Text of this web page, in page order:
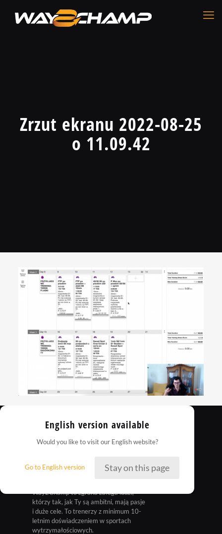
Zrzut ekranu 2022-08-25
o 11.09.42
Way2Champ to zgrana załoga ludzi,
którzy tak, jak Ty są ambitni, mają pasje
i duże cele. To trenerzy z minimum 10-
letnim doświadczeniem w sportach
wytrzymałościowych.
English version available
Would you like to visit our English website?
Go to English version Stay on this page